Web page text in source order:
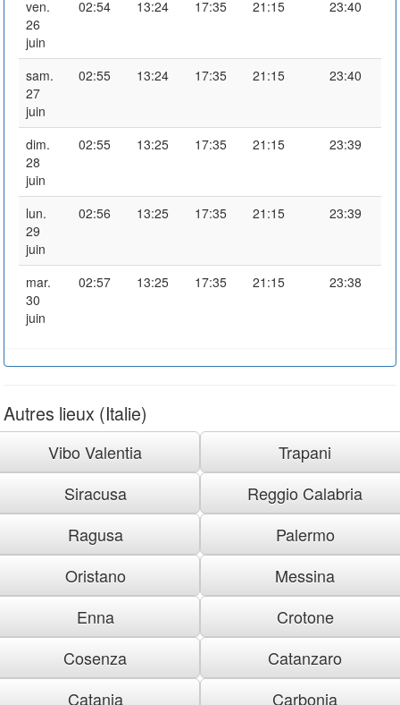
ven.
26
juin
02:54 13:24 17:35 21:15 23:40
sam.
27
juin
02:55 13:24 17:35 21:15 23:40
dim.
28
juin
02:55 13:25 17:35 21:15 23:39
lun.
29
juin
02:56 13:25 17:35 21:15 23:39
mar.
30
juin
02:57 13:25 17:35 21:15 23:38
Autres lieux (Italie)
Vibo Valentia
Trapani
Siracusa
Reggio Calabria
Ragusa
Palermo
Oristano
Messina
Enna
Crotone
Cosenza
Catanzaro
Catania
Carbonia